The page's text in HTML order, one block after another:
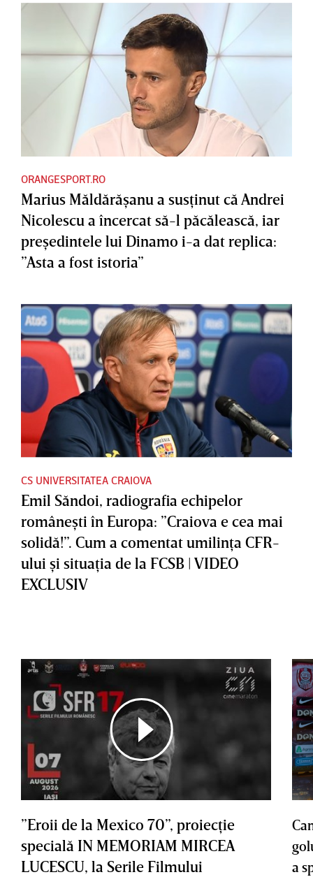
ORANGESPORT.RO
Marius Măldărăşanu a susţinut că Andrei
Nicolescu a încercat să-l păcălească, iar
preşedintele lui Dinamo i-a dat replica:
”Asta a fost istoria”
CS UNIVERSITATEA CRAIOVA
Emil Săndoi, radiografia echipelor
româneşti în Europa: ”Craiova e cea mai
solidă!”. Cum a comentat umilinţa CFR-
ului şi situaţia de la FCSB | VIDEO
EXCLUSIV
”Eroii de la Mexico 70”, proiecţie
specială IN MEMORIAM MIRCEA
LUCESCU, la Serile Filmului
a